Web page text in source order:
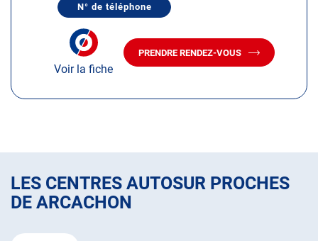
N° de téléphone
AFFICHER
TÉLÉPHONE
ARCACHON
Voir la fiche
PRENDRE RENDEZ-VOUS
AVEC
LES CENTRES AUTOSUR PROCHES
DE ARCACHON